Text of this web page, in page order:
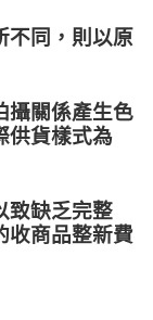
不同，則以原
攝關係產生色
供貨樣式為
致缺乏完整
收商品整﻿新費